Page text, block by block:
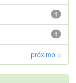
1
1
próximo >